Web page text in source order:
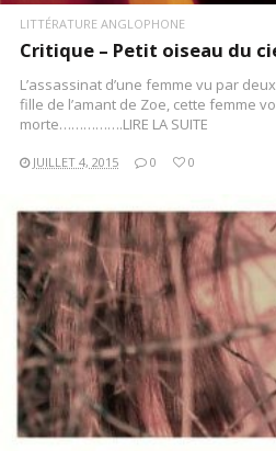
LITTÉRATURE ANGLOPHONE
Critique – Petit oiseau du
L’assassinat d’une femme vu par
fille de l’amant de Zoe, cette femme
morte…………….LIRE LA SUITE
JUILLET 4, 2015 0 0